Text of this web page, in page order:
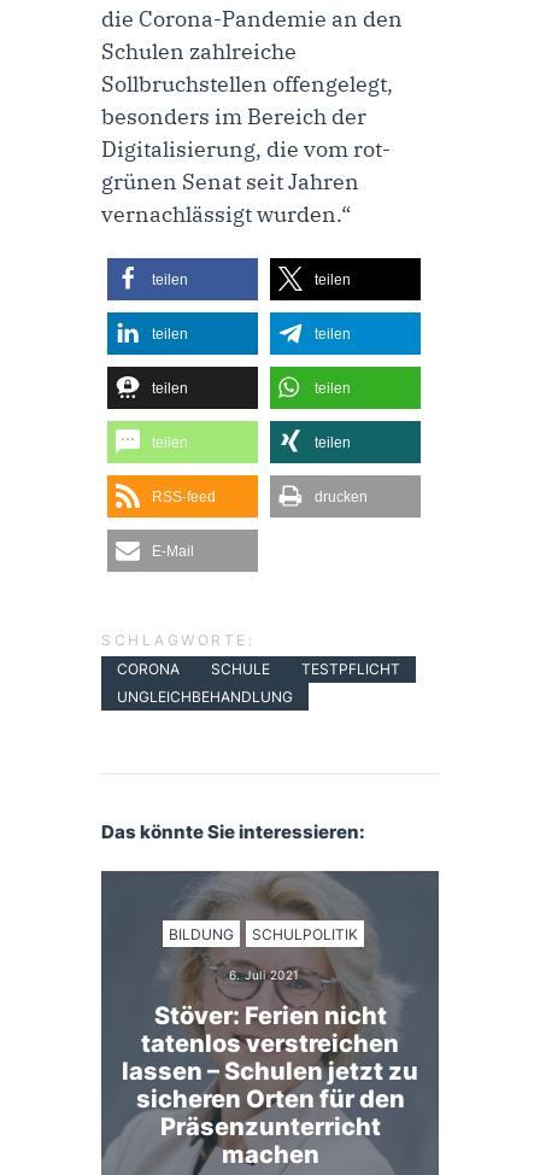
die Corona-Pandemie an den
Schulen zahlreiche
Sollbruchstellen offengelegt,
besonders im Bereich der
Digitalisierung, die vom rot-
grünen Senat seit Jahren
vernachlässigt wurden.“
teilen teilen
teilen teilen
teilen teilen
teilen teilen
RSS-feed drucken
E-Mail
SCHLAGWORTE:
CORONA
SCHULE
TESTPFLICHT
UNGLEICHBEHANDLUNG
Das könnte Sie interessieren:
BILDUNG SCHULPOLITIK
6. Juli 2021
Stöver: Ferien nicht
tatenlos verstreichen
lassen – Schulen jetzt zu
sicheren Orten für den
Präsenzunterricht
machen